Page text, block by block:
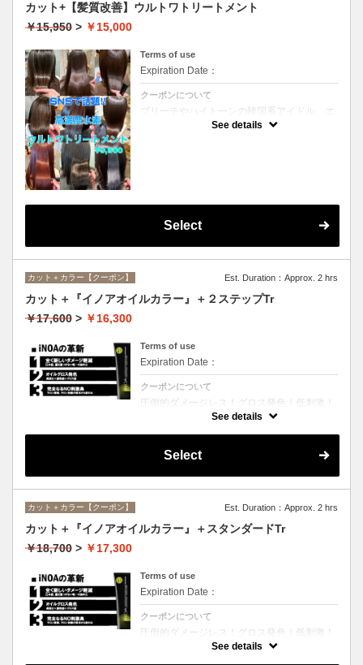
カット+【髪質改善】ウルトワトリートメント
￥15,950 > ￥15,000
Terms of use
Expiration Date：
クーポンについて
ブリーチやハイトーンの韓国系アイドル、エ
イジング毛にお悩みの美魔女も夢中！全ての
See details
Select
カット＋カラー【クーポン】 Est. Duration：Approx. 2 hrs
カット＋『イノアオイルカラー』＋２ステップTr
￥17,600 > ￥16,300
Terms of use
Expiration Date：
クーポンについて
圧倒的ダメージレス！グロス発色！低刺激！
匂いも残らない！全く新しい処方のイノアオ
イルカラーのセットメニュー☆シャンプー、
ブロー込み。※リタッチカラーの場合は
See details
Select
カット＋カラー【クーポン】 Est. Duration：Approx. 2 hrs
カット＋『イノアオイルカラー』＋スタンダードTr
￥18,700 > ￥17,300
Terms of use
Expiration Date：
クーポンについて
圧倒的ダメージレス！グロス発色！低刺激！
匂いも残らない！全く新しい処方のイノアオ
イルカラーのセットメニュー☆シャンプー、
See details